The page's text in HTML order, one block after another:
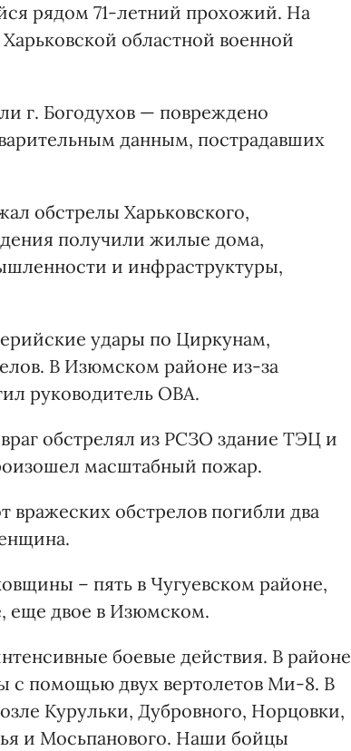
рядом 71-летний прохожий. На
Харьковской областной военной
г. Богодухов — повреждено
данным, пострадавших
обстрелы Харьковского,
получили жилые дома,
и инфраструктуры,
удары по Циркунам,
В Изюмском районе из-за
руководитель ОВА.
обстрелял из РСЗО здание ТЭЦ и
масштабный пожар.
вражеских обстрелов погибли два
– пять в Чугуевском районе,
еще двое в Изюмском.
боевые действия. В районе
с помощью двух вертолетов Ми-8. В
Курульки, Дубровного, Норцовки,
и Мосьпанового. Наши бойцы